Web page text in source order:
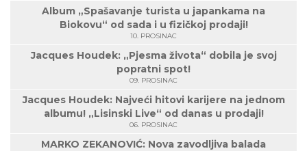
Album „Spašavanje turista u japankama na
Biokovu“ od sada i u fizičkoj prodaji!
10. PROSINAC
Jacques Houdek: „Pjesma života“ dobila je svoj
popratni spot!
09. PROSINAC
Jacques Houdek: Najveći hitovi karijere na jednom
albumu! „Lisinski Live“ od danas u prodaji!
06. PROSINAC
MARKO ZEKANOVIĆ: Nova zavodljiva balada